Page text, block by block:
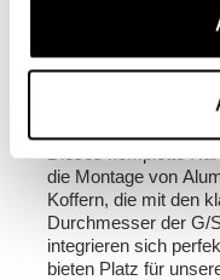
Jede komplette
Rahmen aus
die Montage von
Koffern, die mit den
Durchmesser der G/
integrieren sich
bieten Platz für